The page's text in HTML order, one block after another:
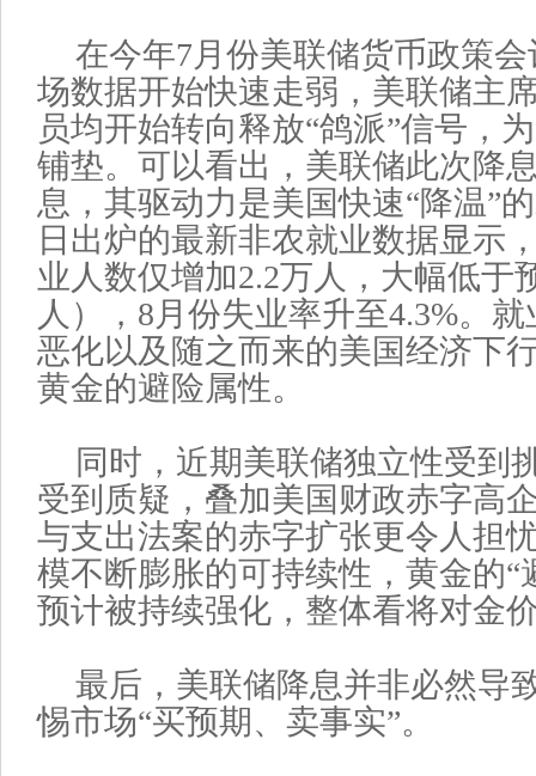
在今年7月份美联储货币政策
场数据开始快速走弱，美联储主
员均开始转向释放“鸽派”信号，
铺垫。可以看出，美联储此次降
息，其驱动力是美国快速“降温”
日出炉的最新非农就业数据显示
业人数仅增加2.2万人，大幅低于
人），8月份失业率升至4.3%。
恶化以及随之而来的美国经济下
黄金的避险属性。
同时，近期美联储独立性受到
受到质疑，叠加美国财政赤字高
与支出法案的赤字扩张更令人担
模不断膨胀的可持续性，黄金的“
预计被持续强化，整体看将对金
最后，美联储降息并非必然导
惕市场“买预期、卖事实”。